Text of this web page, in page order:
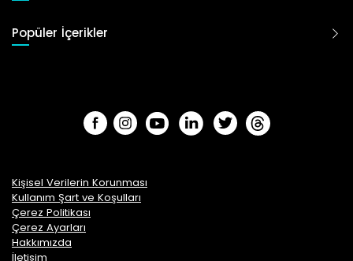
Popüler İçerikler
Kişisel Verilerin Korunması
Kullanım Şart ve Koşulları
Çerez Politikası
Çerez Ayarları
Hakkımızda
İletişim